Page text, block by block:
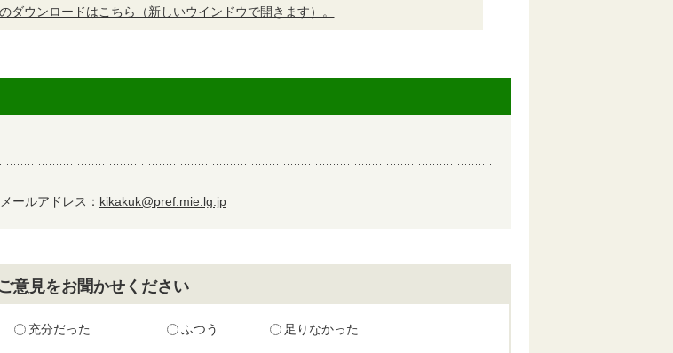
ダウンロードはこちら（新しいウインドウで開きます）。
メールアドレス： kikakuk@pref.mie.lg.jp
意見をお聞かせください
充分だった ふつう 足りなかった